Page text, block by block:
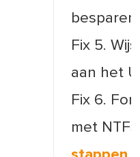
Fix 5.
aan het
Fix 6.
met